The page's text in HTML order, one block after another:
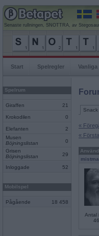
Senaste rullningen, SNOTTRA, av
Start Spelregler
Spelrum
Giraffen 21
Krokodilen 0
Elefanten
2
Musen
Böjningslistan
0
Grisen
Böjningslistan
29
Inloggade 52
Mobilspel
Pågående 18 458
Snack
«
«
Antal